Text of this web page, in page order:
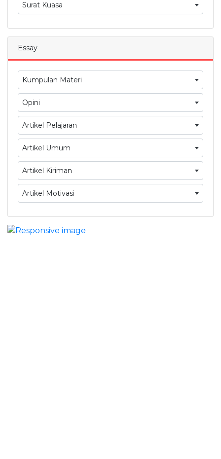
Surat Kuasa
Essay
Kumpulan Materi
Opini
Artikel Pelajaran
Artikel Umum
Artikel Kiriman
Artikel Motivasi